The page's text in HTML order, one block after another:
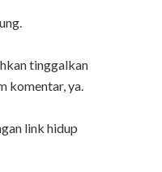
tinggalkan
komentar, ya.
link hidup